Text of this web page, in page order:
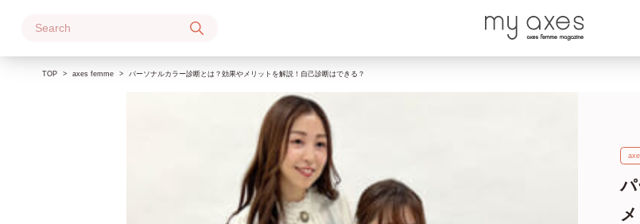
TOP axes femme パーソナルカラー診断とは？効果やメリットを解説！自己診断はできる？